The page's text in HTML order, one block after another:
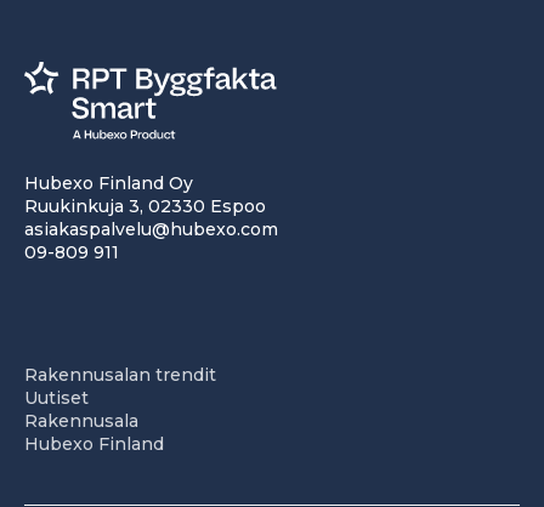
Hubexo Finland Oy
Ruukinkuja 3, 02330 Espoo
asiakaspalvelu@hubexo.com
09-809 911
Rakennusalan trendit
Uutiset
Rakennusala
Hubexo Finland